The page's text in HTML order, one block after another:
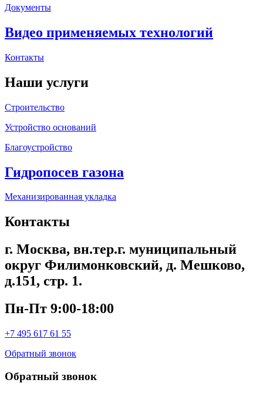
Документы
Видео применяемых технологий
Контакты
Наши услуги
Строительство
Устройство оснований
Благоустройство
Гидропосев газона
Механизированная укладка
Контакты
г. Москва, вн.тер.г. муниципальный
округ Филимонковский, д. Мешково,
д.151, стр. 1.
Пн-Пт 9:00-18:00
+7 495 617 61 55
Обратный звонок
Обратный звонок